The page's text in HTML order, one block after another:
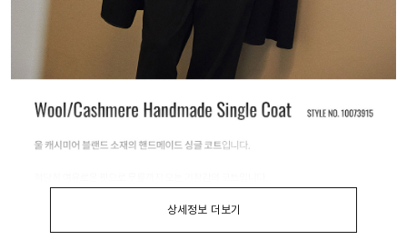
상세정보 더보기